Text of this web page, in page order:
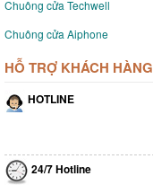
Chuông cửa Techwell
Chuông cửa Aiphone
HỖ TRỢ KHÁCH HÀNG
HOTLINE
24/7 Hotline